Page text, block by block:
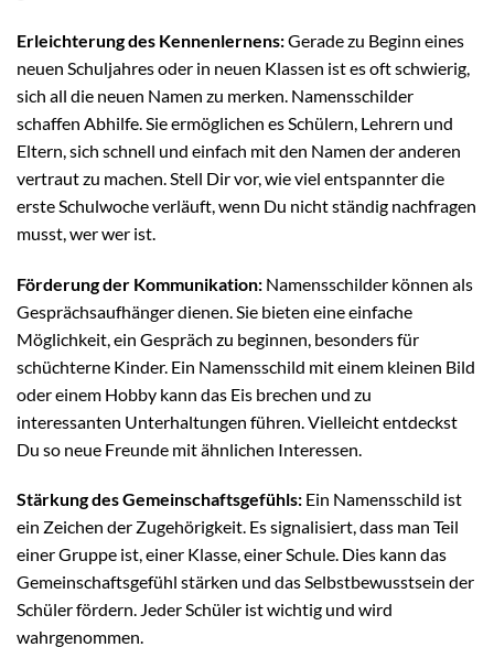
Erleichterung des Kennenlernens:Gerade zu Beginn eines
neuen Schuljahres oder in neuen Klassen ist es oft schwierig,
sich all die neuen Namen zu merken. Namensschilder
schaffen Abhilfe. Sie ermöglichen es Schülern, Lehrern und
Eltern, sich schnell und einfach mit den Namen der anderen
vertraut zu machen. Stell Dir vor, wie viel entspannter die
erste Schulwoche verläuft, wenn Du nicht ständig nachfragen
musst, wer wer ist.
Förderung der Kommunikation: Namensschilder können als
Gesprächsaufhänger dienen. Sie bieten eine einfache
Möglichkeit, ein Gespräch zu beginnen, besonders für
schüchterne Kinder. Ein Namensschild mit einem kleinen Bild
oder einem Hobby kann das Eis brechen und zu
interessanten Unterhaltungen führen. Vielleicht entdeckst
Du so neue Freunde mit ähnlichen Interessen.
Stärkung des Gemeinschaftsgefühls: Ein Namensschild ist
ein Zeichen der Zugehörigkeit. Es signalisiert, dass man Teil
einer Gruppe ist, einer Klasse, einer Schule. Dies kann das
Gemeinschaftsgefühl stärken und das Selbstbewusstsein der
Schüler fördern. Jeder Schüler ist wichtig und wird
wahrgenommen.